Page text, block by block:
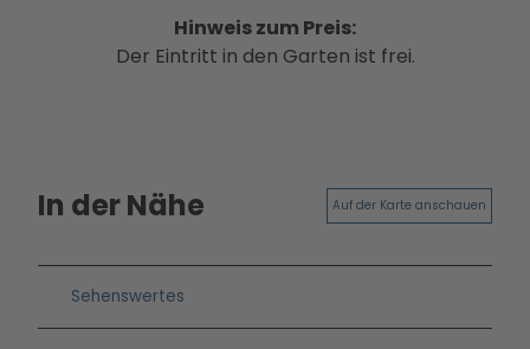
Hinweis zum Preis:
Der Eintritt in den Garten ist frei.
In der Nähe Auf der Karte anschauen
Sehenswertes